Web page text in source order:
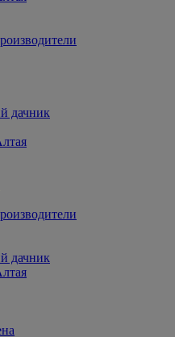
дачник
дачник